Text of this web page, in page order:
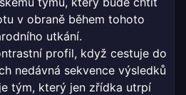
v obraně během tohoto
utkání.
profil, když cestuje do
nedávná sekvence výsledků
tým, který jen zřídka utrpí